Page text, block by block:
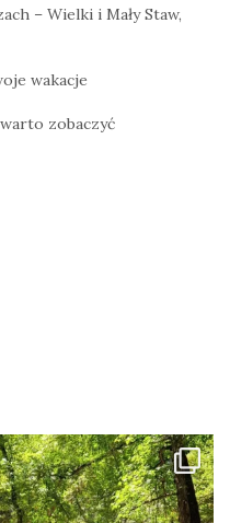
– Wielki i Mały Staw,
wakacje
zobaczyć